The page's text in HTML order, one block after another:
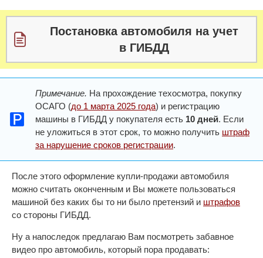
Постановка автомобиля на учет
в ГИБДД
Примечание. На прохождение техосмотра, покупку
ОСАГО (до 1 марта 2025 года) и регистрацию
машины в ГИБДД у покупателя есть 10 дней. Если
не уложиться в этот срок, то можно получить штраф
за нарушение сроков регистрации.
После этого оформление купли-продажи автомобиля
можно считать оконченным и Вы можете пользоваться
машиной без каких бы то ни было претензий и штрафов
со стороны ГИБДД.
Ну а напоследок предлагаю Вам посмотреть забавное
видео про автомобиль, который пора продавать: